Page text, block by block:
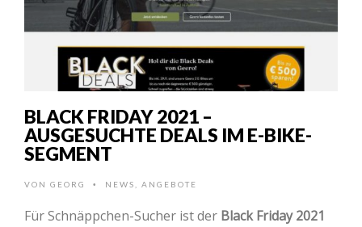
BLACK FRIDAY 2021 –
AUSGESUCHTE DEALS IM E-BIKE-
SEGMENT
VON GEORG • NEWS ANGEBOTE
Für Schnäppchen-Sucher ist der Black Friday 2021